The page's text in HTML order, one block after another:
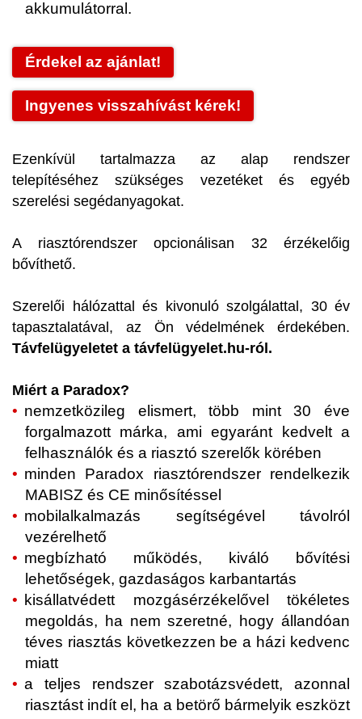
akkumulátorral.
Érdekel az ajánlat!
Ingyenes visszahívást kérek!
Ezenkívül tartalmazza az alap rendszer
telepítéséhez szükséges vezetéket és egyéb
szerelési segédanyagokat.
A riasztórendszer opcionálisan 32 érzékelőig
bővíthető.
Szerelői hálózattal és kivonuló szolgálattal, 30 év
tapasztalatával, az Ön védelmének érdekében.
Távfelügyeletet a távfelügyelet.hu-ról.
Miért a Paradox?
nemzetközileg elismert, több mint 30 éve
forgalmazott márka, ami egyaránt kedvelt a
felhasználók és a riasztó szerelők körében
minden Paradox riasztórendszer rendelkezik
MABISZ és CE minősítéssel
mobilalkalmazás segítségével távolról
vezérelhető
megbízható működés, kiváló bővítési
lehetőségek, gazdaságos karbantartás
kisállatvédett mozgásérzékelővel tökéletes
megoldás, ha nem szeretné, hogy állandóan
téves riasztás következzen be a házi kedvenc
miatt
a teljes rendszer szabotázsvédett, azonnal
riasztást indít el, ha a betörő bármelyik eszközt